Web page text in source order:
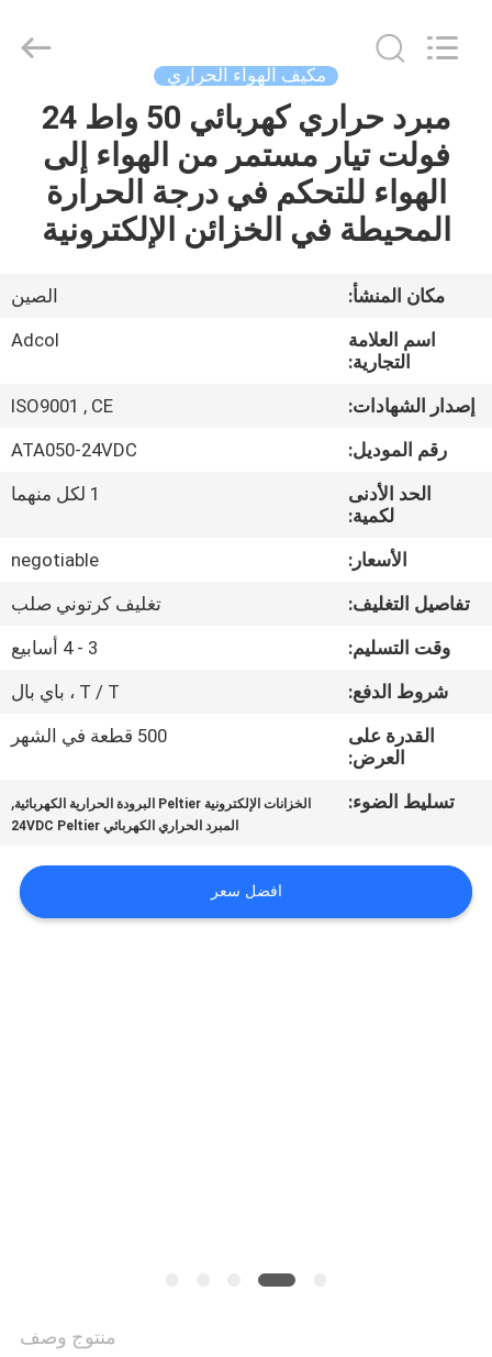
منزل
المنتجات
فيديو
بنا
جولة
المعمل
ضبط
الجودة
اتصل
جميع
(Guangzhou)
مكيف الهواء الحراري
مبرد حراري كهربائي 50 واط 24
فولت تيار مستمر من الهواء إلى
الهواء للتحكم في درجة الحرارة
المحيطة في الخزائن الإلكترونية
مكان المنشأ:
الصين
اسم العلامة
التجارية:
Adcol
إصدار الشهادات:
ISO9001 , CE
رقم الموديل:
ATA050-24VDC
الحد الأدنى
لكمية:
1 لكل منهما
الأسعار:
negotiable
تفاصيل التغليف:
تغليف كرتوني صلب
وقت التسليم:
3 - 4 أسابيع
شروط الدفع:
T / T ، باي بال
القدرة على
العرض:
500 قطعة في الشهر
تسليط الضوء: الخزانات الإلكترونية Peltier البرودة الحرارية الكهربائية ,
المبرد الحراري الكهربائي 24VDC Peltier
افضل سعر
منتوج وصف